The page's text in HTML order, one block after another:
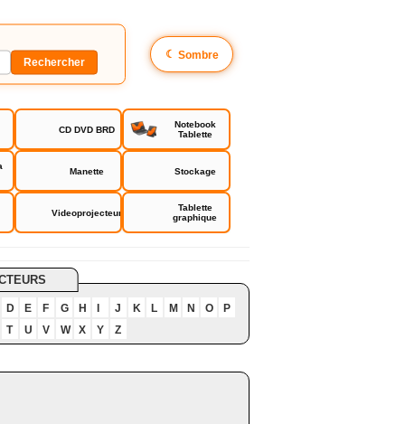
☾ Sombre
CD DVD BRD
Notebook
Tablette
Manette Stockage
Videoprojecteur
Tablette
graphique
D E F G H J K L M N O
P
T
U V W X Y Z